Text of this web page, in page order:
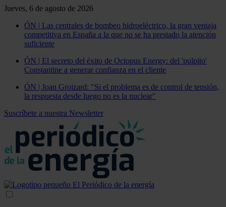
Jueves, 6 de agosto de 2026
ÓN | Las centrales de bombeo hidroeléctrico, la gran ventaja
competitiva en España a la que no se ha prestado la atención
suficiente
ÓN | El secreto del éxito de Octopus Energy: del 'pulpito'
Constantine a generar confianza en el cliente
ÓN | Joan Groizard: "Si el problema es de control de tensión,
la respuesta desde luego no es la nuclear"
Suscríbete a nuestra Newsletter